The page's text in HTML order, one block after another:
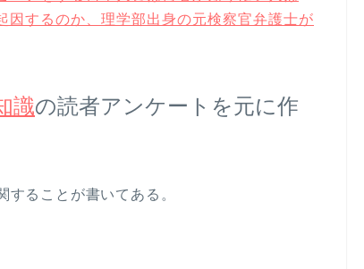
因するのか、理学部出身の元検察官弁護士が
識の読者アンケートを元に作
ることが書いてある。